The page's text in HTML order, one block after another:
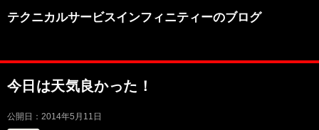
テクニカルサービスインフィニティーのブログ
今日は天気良かった！
公開日： 2014年5月11日